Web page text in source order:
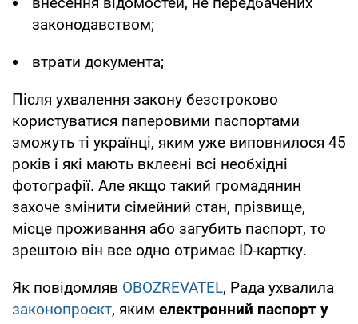
законодавством;
втрати документа;
Після ухвалення закону безстроково
користуватися паперовими паспортами
зможуть ті українці, яким уже виповнилося 45
років і які мають вклеєні всі необхідні
фотографії. Але якщо такий громадянин
захоче змінити сімейний стан, прізвище,
місце проживання або загубить паспорт, то
зрештою він все одно отримає ID-картку.
Як повідомляв OBOZREVATEL, Рада ухвалила
законопроєкт, яким електронний паспорт у